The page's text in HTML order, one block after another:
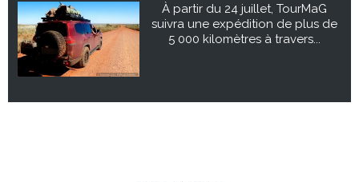
À partir du 24 juillet, TourMaG
suivra une expédition de plus de
5 000 kilomètres à travers...